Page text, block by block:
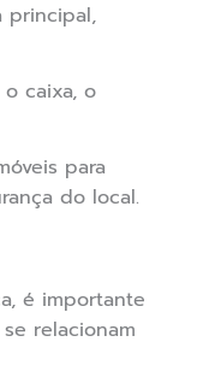
principal,
caixa, o
para
do local.
é importante
relacionam